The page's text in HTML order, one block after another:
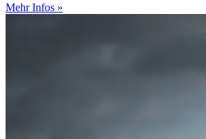
Mehr Infos »